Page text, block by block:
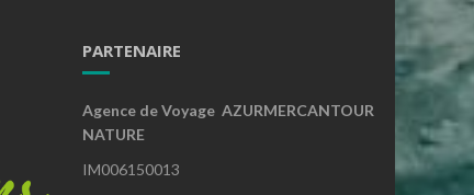
PARTENAIRE
Agence de Voyage AZURMERCANTOUR
NATURE
IM006150013